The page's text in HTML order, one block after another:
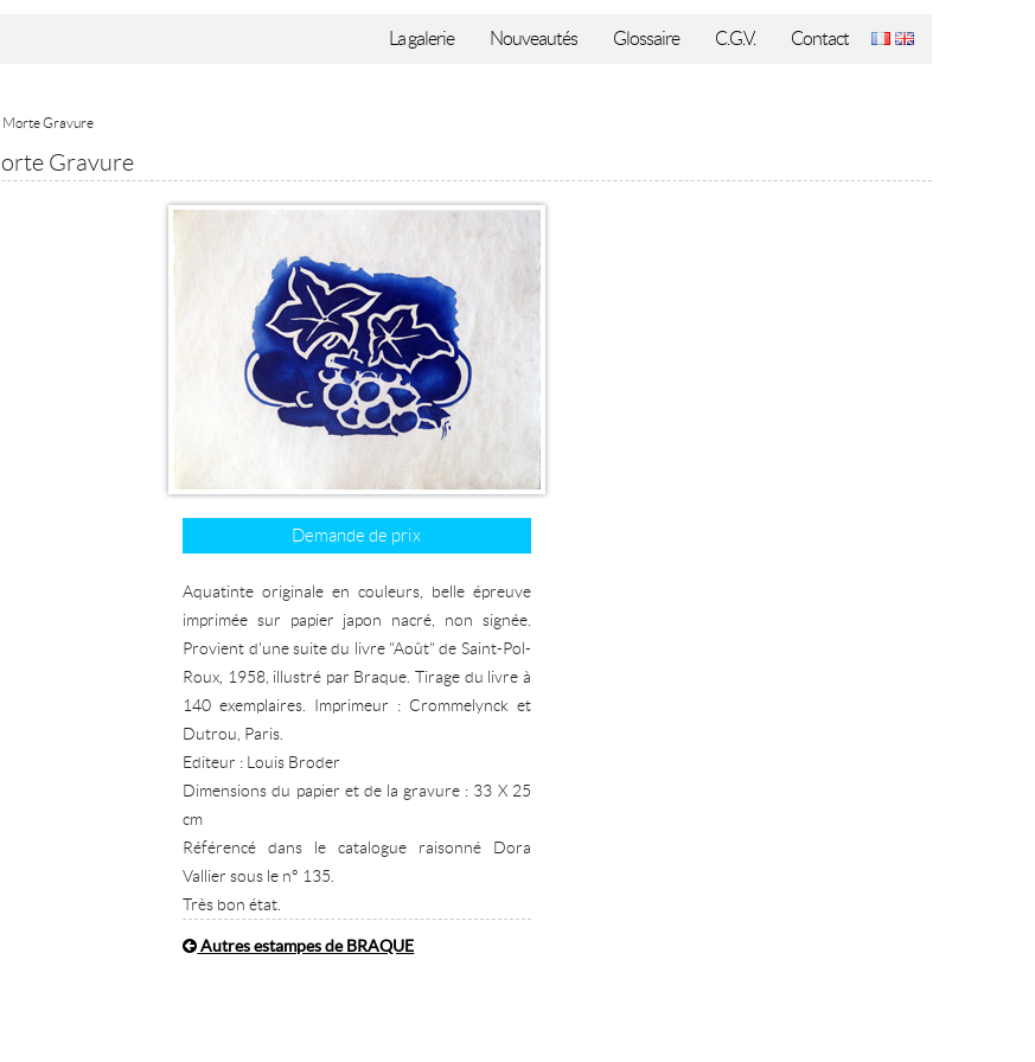
La galerie Nouveautés Glossaire C.G.V. Contact
Morte Gravure
Gravure
Demande de prix
Aquatinte originale en couleurs, belle épreuve
imprimée sur papier japon nacré, non signée.
Provient d'une suite du livre "Août" de Saint-Pol-
Roux, 1958, illustré par Braque. Tirage du livre à
140 exemplaires. Imprimeur : Crommelynck et
Dutrou, Paris.
Editeur : Louis Broder
Dimensions du papier et de la gravure : 33 X 25
cm
Référencé dans le catalogue raisonné Dora
Vallier sous le n° 135.
Très bon état.
Autres estampes de BRAQUE